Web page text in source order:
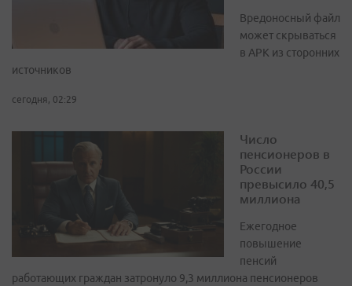
Вредоносный файл
может скрываться
в APK из сторонних
источников
сегодня, 02:29
Число
пенсионеров в
России
превысило 40,5
миллиона
Ежегодное
повышение
пенсий
работающих граждан затронуло 9,3 миллиона пенсионеров